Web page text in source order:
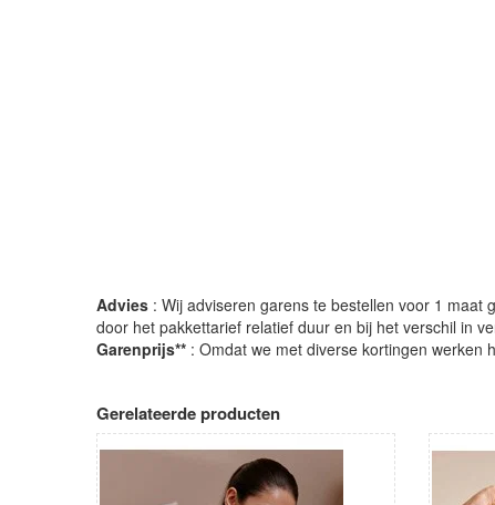
Advies : Wij adviseren garens te bestellen voor 1 maat
door het pakkettarief relatief duur en bij het verschil in
Garenprijs** : Omdat we met diverse kortingen werken
Gerelateerde producten